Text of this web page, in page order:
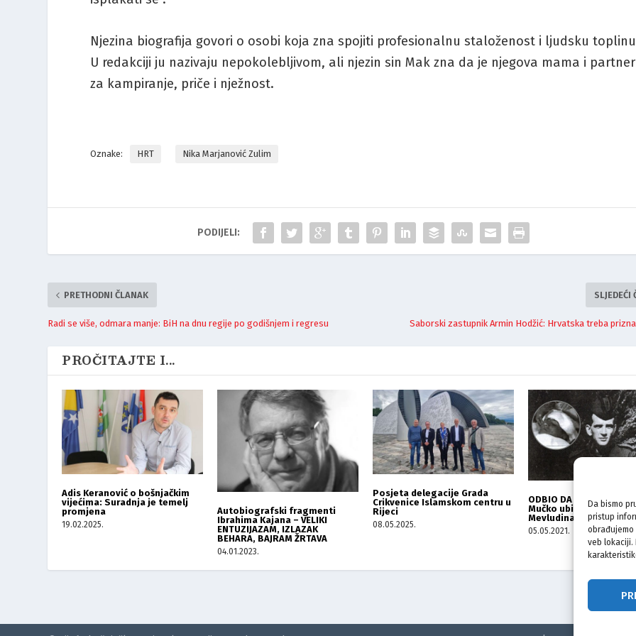
Da bismo
pristup
veb lokaciji.
Njezina biografija govori o osobi koja zna spojiti profesionalnu staloženost i ljudsku
U redakciji ju nazivaju nepokolebljivom, ali njezin sin Mak zna da je njegova mama i partner
za kampiranje, priče i nježnost.
Oznake: HRT Nika Marjanović Zulim
PODIJELI:
PRETHODNI ČLANAK
Radi se više, odmara manje: BiH na dnu regije po godišnjem i regresu
SLJEDEĆI
Saborski zastupnik Armin Hodžić: Hrvatska treba
PROČITAJTE I...
Adis Keranović o bošnjačkim
vijećima: Suradnja je temelj
promjena
19.02.2025.
Autobiografski fragmenti
Ibrahima Kajana – VELIKI
ENTUZIJAZAM, IZLAZAK
BEHARA, BAJRAM ŽRTAVA
04.01.2023.
Posjeta delegacije Grada
Crikvenice Islamskom centru u
Rijeci
08.05.2025.
ODBIO DA PUCA NA
Mučko ubistvo regruta
Mevludina Kulića
05.05.2021.